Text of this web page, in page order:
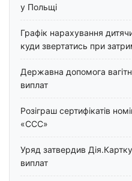
у Польщі
Графік нарахування
куди звертатись при
Державна допомога
виплат
Розіграш сертифікатів
«ССС»
Уряд затвердив
виплат